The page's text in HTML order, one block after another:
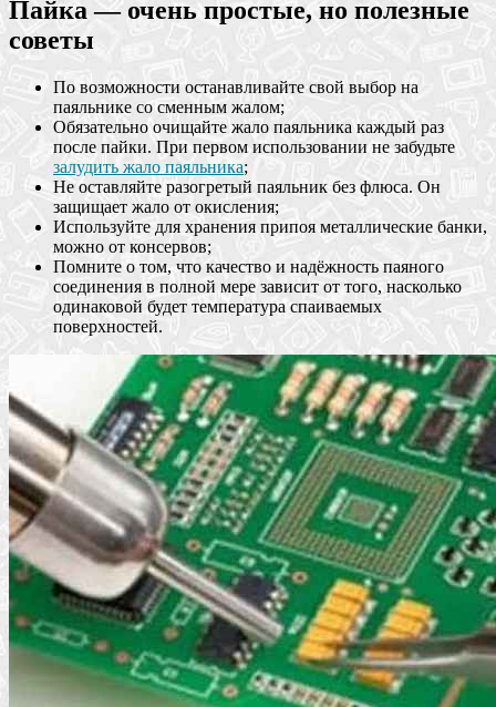
Пайка — очень простые, но полезные
советы
По возможности останавливайте свой выбор на
паяльнике со сменным жалом;
Обязательно очищайте жало паяльника каждый раз
после пайки. При первом использовании не забудьте
залудить жало паяльника;
Не оставляйте разогретый паяльник без флюса. Он
защищает жало от окисления;
Используйте для хранения припоя металлические банки,
можно от консервов;
Помните о том, что качество и надёжность паяного
соединения в полной мере зависит от того, насколько
одинаковой будет температура спаиваемых
поверхностей.